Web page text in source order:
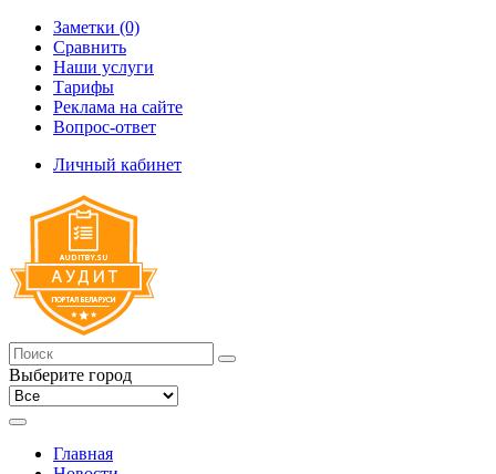
Заметки (0)
Сравнить
Наши услуги
Тарифы
Реклама на сайте
Вопрос-ответ
Личный кабинет
Выберите город
Главная